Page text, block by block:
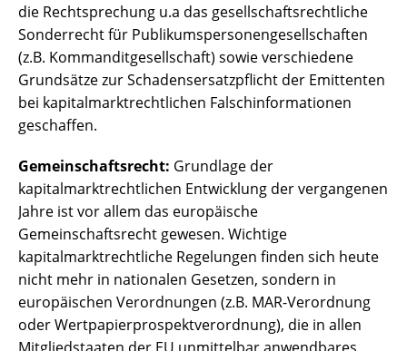
die Rechtsprechung u.a das gesellschaftsrechtliche
Sonderrecht für Publikumspersonengesellschaften
(z.B. Kommanditgesellschaft) sowie verschiedene
Grundsätze zur Schadensersatzpflicht der Emittenten
bei kapitalmarktrechtlichen Falschinformationen
geschaffen.
Gemeinschaftsrecht: Grundlage der
kapitalmarktrechtlichen Entwicklung der vergangenen
Jahre ist vor allem das europäische
Gemeinschaftsrecht gewesen. Wichtige
kapitalmarktrechtliche Regelungen finden sich heute
nicht mehr in nationalen Gesetzen, sondern in
europäischen Verordnungen (z.B. MAR-Verordnung
oder Wertpapierprospektverordnung), die in allen